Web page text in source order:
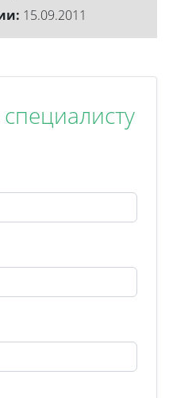
15.09.2011